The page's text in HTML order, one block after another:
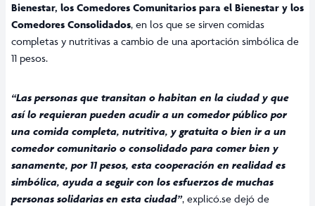
Bienestar, los Comedores Comunitarios para el Bienestar y los
Comedores Consolidados, en los que se sirven comidas
completas y nutritivas a cambio de una aportación simbólica de
11 pesos.
“Las personas que transitan o habitan en la ciudad y que
así lo requieran pueden acudir a un comedor público por
una comida completa, nutritiva, y gratuita o bien ir a un
comedor comunitario o consolidado para comer bien y
sanamente, por 11 pesos, esta cooperación en realidad es
simbólica, ayuda a seguir con los esfuerzos de muchas
personas solidarias en esta ciudad”, explicó.se dejó de